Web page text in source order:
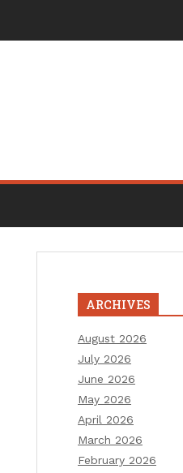
ARCHIVES
August 2026
July 2026
June 2026
May 2026
April 2026
March 2026
February 2026